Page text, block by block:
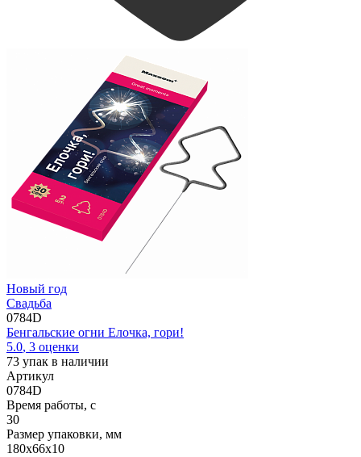
Новый год
Свадьба
0784D
Бенгальские огни Елочка, гори!
5.0, 3 оценки
73 упак в наличии
Артикул
0784D
Время работы, с
30
Размер упаковки, мм
180х66х10